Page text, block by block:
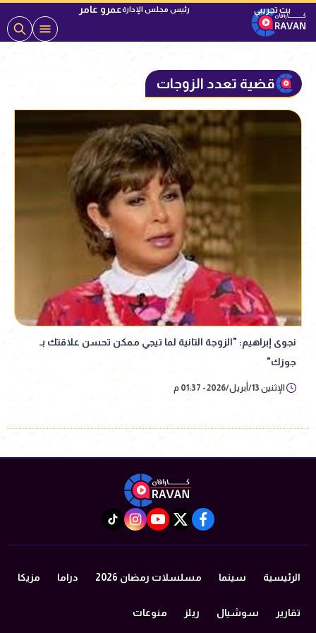
رئيس مجلس الإدارةعمرو عامر
قضية تعدد الزوجات
نجوى إبراهيم: "الزوجة التانية لما تيجي ممكن تحسن علاقتك بـ
جوزك"
الإثنين 13/أبريل/2026 - 01:37 م
facebook
twitter
youtube
instagram
tiktok
الرئيسية سينما مسلسلات رمضان 2026 دراما مزيكا
تقارير سوشيال ريلز منوعات